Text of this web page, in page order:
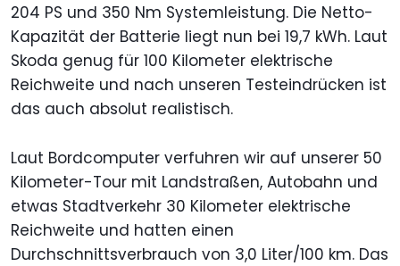
204 PS und 350 Nm Systemleistung. Die Netto-
Kapazität der Batterie liegt nun bei 19,7 kWh. Laut
Skoda genug für 100 Kilometer elektrische
Reichweite und nach unseren Testeindrücken ist
das auch absolut realistisch.
Laut Bordcomputer verfuhren wir auf unserer 50
Kilometer-Tour mit Landstraßen, Autobahn und
etwas Stadtverkehr 30 Kilometer elektrische
Reichweite und hatten einen
Durchschnittsverbrauch von 3,0 Liter/100 km. Das